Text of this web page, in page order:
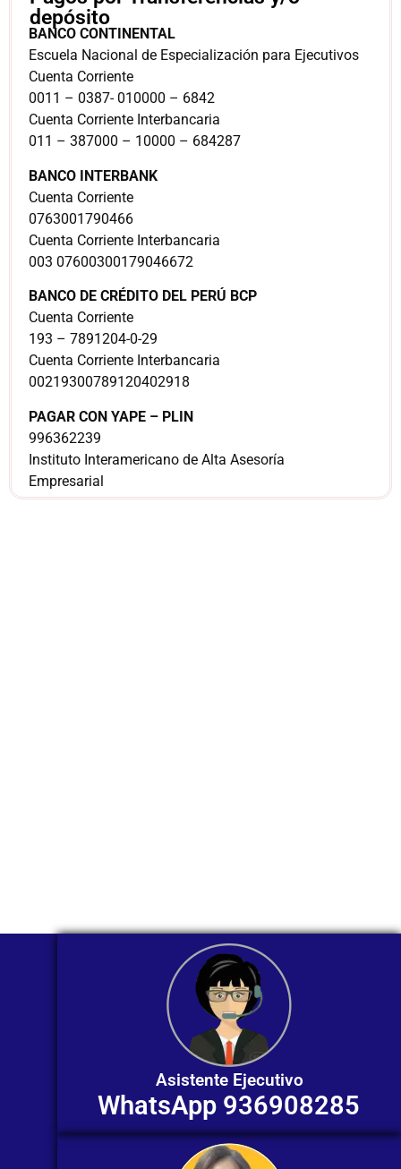
BANCO CONTINENTAL
Escuela Nacional de Especialización para Ejecutivos
Cuenta Corriente
0011 – 0387- 010000 – 6842
Cuenta Corriente Interbancaria
011 – 387000 – 10000 – 684287
BANCO INTERBANK
Cuenta Corriente
0763001790466
Cuenta Corriente Interbancaria
003 07600300179046672
BANCO DE CRÉDITO DEL PERÚ BCP
Cuenta Corriente
193 – 7891204-0-29
Cuenta Corriente Interbancaria
00219300789120402918
PAGAR CON YAPE – PLIN
996362239
Instituto Interamericano de Alta Asesoría
Empresarial
depósito
Asistente Ejecutivo
WhatsApp 936908285